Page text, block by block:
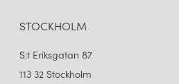
STOCKHOLM
S:t Eriksgatan 87
113 32 Stockholm